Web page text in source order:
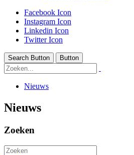
Facebook Icon
Instagram Icon
Linkedin Icon
Twitter Icon
Search Button Button
Nieuws
Nieuws
Zoeken